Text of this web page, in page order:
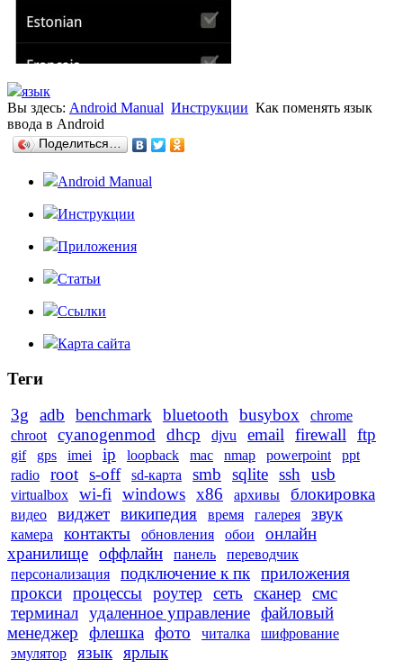
язык
Вы здесь: Android Manual Инструкции Как поменять язык
ввода в Android
Поделиться…
Android Manual
Инструкции
Приложения
Статьи
Ссылки
Карта сайта
Теги
3g
adb benchmark bluetooth busybox
chrome
chroot
cyanogenmod dhcp djvu email firewall ftp
gif gps imei ip loopback mac nmap powerpoint
ppt
radio
root s-off sd-карта smb sqlite ssh usb
virtualbox wi-fi windows x86 архивы блокировка
видео виджет википедия время галерея звук
камера контакты обновления обои
онлайн
хранилище оффлайн панель
переводчик
персонализация
подключение к пк приложения
прокси процессы роутер сеть сканер
смс
терминал удаленное управление файловый
менеджер
флешка фото читалка
шифрование
эмулятор
язык ярлык